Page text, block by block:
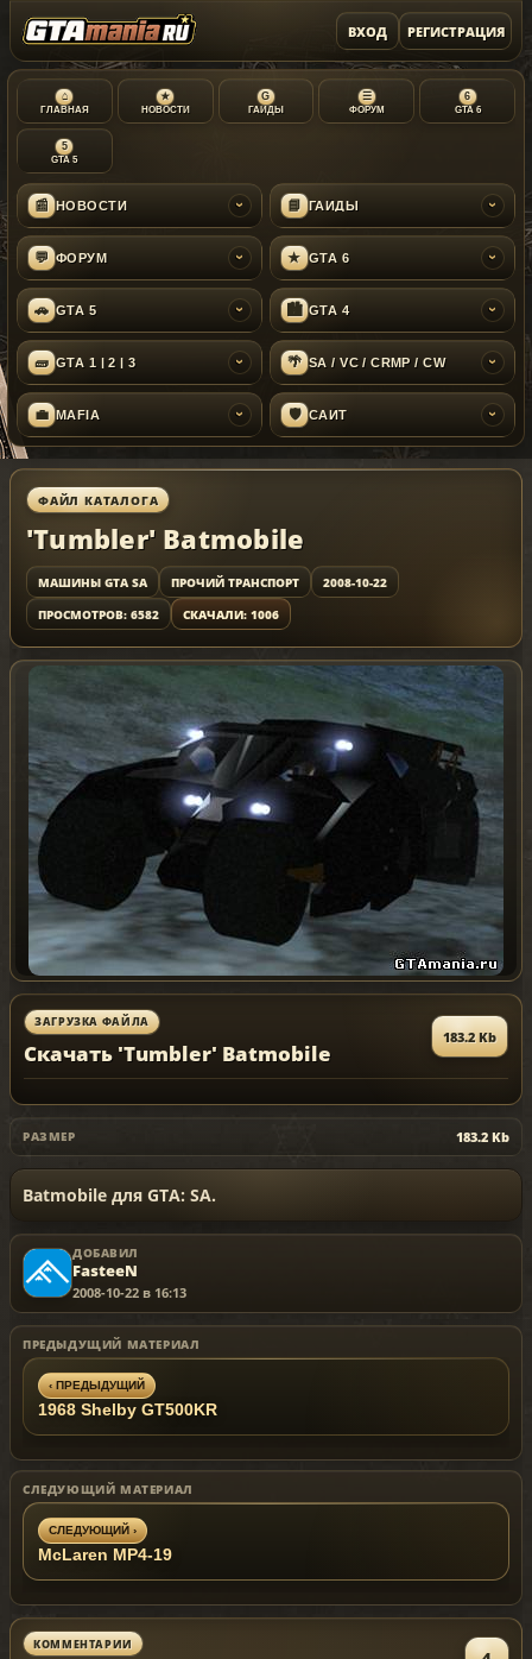
ВХОД РЕГИСТРАЦИЯ
⌂
ГЛАВНАЯ
★
НОВОСТИ
G
ГАЙДЫ
☰
ФОРУМ
6
GTA 6
5
GTA 5
📰 НОВОСТИ › 📘 ГАЙДЫ ›
💬 ФОРУМ › ★ GTA 6 ›
🚗 GTA 5 › 🏙 GTA 4 ›
🧱 GTA 1 | 2 | 3 › 🌴 SA / VC / CRMP / CW ›
💼 MAFIA › 🛡 САЙТ ›
ФАЙЛ КАТАЛОГА
'Tumbler' Batmobile
МАШИНЫ GTA SA ПРОЧИЙ ТРАНСПОРТ
2008-10-22
ПРОСМОТРОВ: 6582
СКАЧАЛИ: 1006
ЗАГРУЗКА ФАЙЛА
Скачать 'Tumbler' Batmobile
183.2 Kb
РАЗМЕР 183.2 Kb
Batmobile для GTA: SA.
ДОБАВИЛ
FasteeN
2008-10-22 в 16:13
ПРЕДЫДУЩИЙ МАТЕРИАЛ
‹ ПРЕДЫДУЩИЙ
1968 Shelby GT500KR
СЛЕДУЮЩИЙ МАТЕРИАЛ
СЛЕДУЮЩИЙ ›
McLaren MP4-19
КОММЕНТАРИИ